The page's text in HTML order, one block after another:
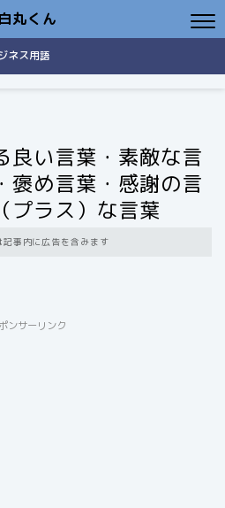
丸くん
ネス用語
良い言葉・素敵な言
褒め言葉・感謝の言
プラス）な言葉
記事内に広告を含みます
ンサーリンク